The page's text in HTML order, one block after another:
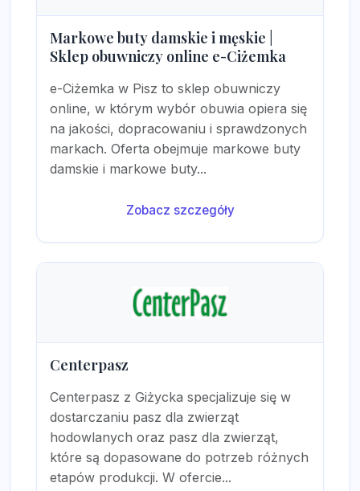
Markowe buty damskie i męskie |
Sklep obuwniczy online e-Ciżemka
e-Ciżemka w Pisz to sklep obuwniczy
online, w którym wybór obuwia opiera się
na jakości, dopracowaniu i sprawdzonych
markach. Oferta obejmuje markowe buty
damskie i markowe buty...
Zobacz szczegóły
Centerpasz
Centerpasz z Giżycka specjalizuje się w
dostarczaniu pasz dla zwierząt
hodowlanych oraz pasz dla zwierząt,
które są dopasowane do potrzeb różnych
etapów produkcji. W ofercie...